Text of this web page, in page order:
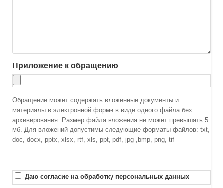
Приложение к обращению
Обращение может содержать вложенные документы и
материалы в электронной форме в виде одного файла без
архивирования. Размер файла вложения не может превышать 5
мб. Для вложений допустимы следующие форматы файлов: txt,
doc, docx, pptx, xlsx, rtf, xls, ppt, pdf, jpg ,bmp, png, tif
Даю согласие на обработку персональных данных